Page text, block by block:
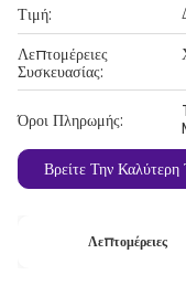
Τιμή:
Λεπτομέρειες
Συσκευασίας:
Όροι Πληρωμής:
Βρείτε Την Καλύτερη
Λεπτομέρειες